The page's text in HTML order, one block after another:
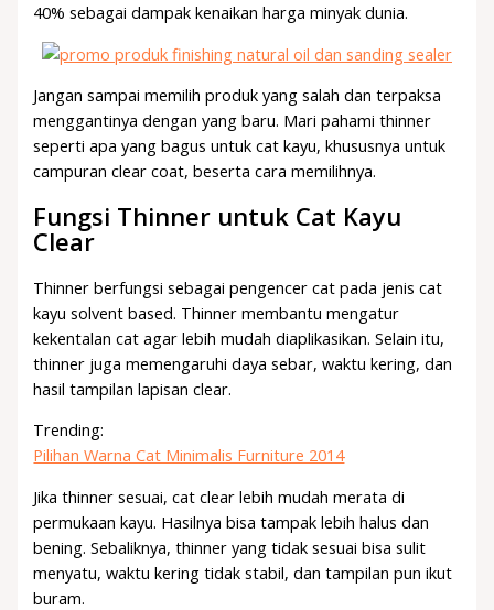
40% sebagai dampak kenaikan harga minyak dunia.
Jangan sampai memilih produk yang salah dan terpaksa
menggantinya dengan yang baru. Mari pahami thinner
seperti apa yang bagus untuk cat kayu, khususnya untuk
campuran clear coat, beserta cara memilihnya.
Fungsi Thinner untuk Cat Kayu
Clear
Thinner berfungsi sebagai pengencer cat pada jenis cat
kayu solvent based. Thinner membantu mengatur
kekentalan cat agar lebih mudah diaplikasikan. Selain itu,
thinner juga memengaruhi daya sebar, waktu kering, dan
hasil tampilan lapisan clear.
Trending:
Pilihan Warna Cat Minimalis Furniture 2014
Jika thinner sesuai, cat clear lebih mudah merata di
permukaan kayu. Hasilnya bisa tampak lebih halus dan
bening. Sebaliknya, thinner yang tidak sesuai bisa sulit
menyatu, waktu kering tidak stabil, dan tampilan pun ikut
buram.